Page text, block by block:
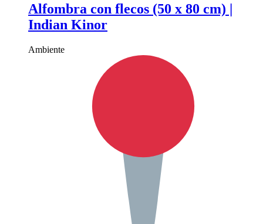
Alfombra con flecos (50 x 80 cm) |
Indian Kinor
Ambiente